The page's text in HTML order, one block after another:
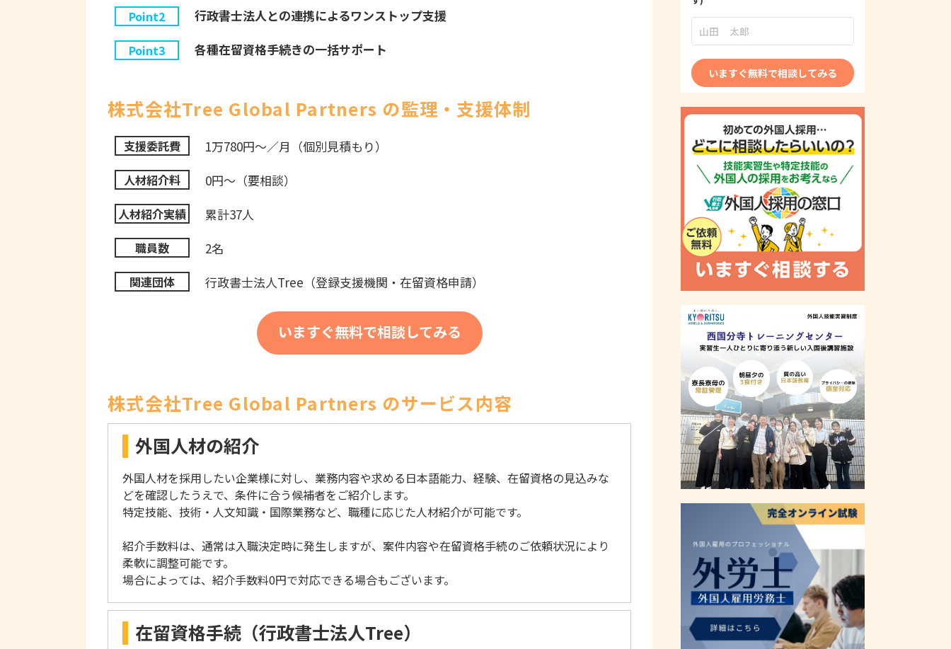
Point2 行政書士法人との連携によるワンストップ支援
Point3 各種在留資格手続きの一括サポート
株式会社Tree Global Partners の監理・支援体制
支援委託費 1万780円～／月（個別見積もり）
人材紹介料 0円～（要相談）
人材紹介実績 累計37人
職員数 2名
関連団体 行政書士法人Tree（登録支援機関・在留資格申請）
いますぐ無料で相談してみる
株式会社Tree Global Partners のサービス内容
外国人材の紹介
外国人材を採用したい企業様に対し、業務内容や求める日本語能力、経験、在留資格の見込みな
どを確認したうえで、条件に合う候補者をご紹介します。
特定技能、技術・人文知識・国際業務など、職種に応じた人材紹介が可能です。
紹介手数料は、通常は入職決定時に発生しますが、案件内容や在留資格手続のご依頼状況により
柔軟に調整可能です。
場合によっては、紹介手数料0円で対応できる場合もございます。
在留資格手続（行政書士法人Tree）
いますぐ無料で相談してみる